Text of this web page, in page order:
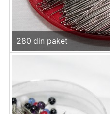
280 din paket